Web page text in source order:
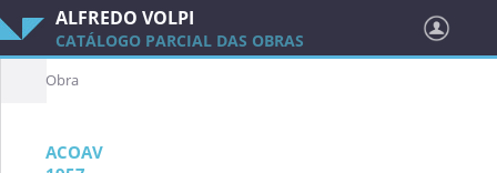
ALFREDO VOLPI
CATÁLOGO PARCIAL DAS OBRAS
Obra
ACOAV